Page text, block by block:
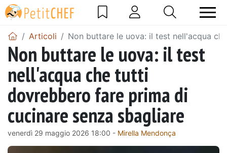
Articoli Non buttare le uova: il test nell'acqua
Non buttare le uova: il test
nell'acqua che tutti
dovrebbero fare prima di
cucinare senza sbagliare
venerdì 29 maggio 2026 18:00 - Mirella Mendonça